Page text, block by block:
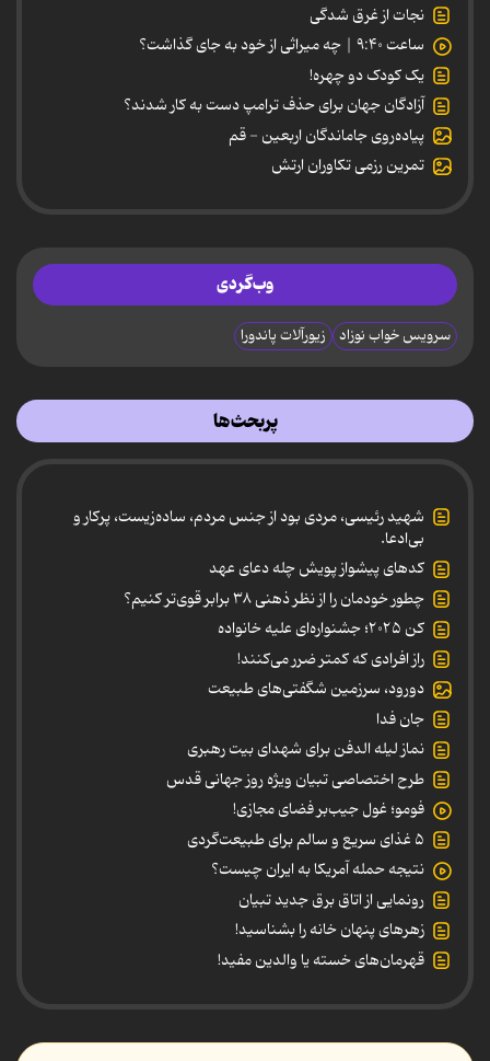
نجات از غرق شدگی
ساعت ۹:۴۰ | چه میراثی از خود به جای گذاشت؟
یک کودک دو چهره!
آزادگان جهان برای حذف ترامپ دست به کار شدند؟
پیاده‌روی جاماندگان اربعین - قم
تمرین رزمی تکاوران ارتش
وب‌گردی
سرویس خواب نوزاد زیورآلات پاندورا
پربحث‌ها
شهید رئیسی، مردی بود از جنس مردم، ساده‌زیست، پرکار و
بی‌ادعا.
کدهای پیشواز پویش چله دعای عهد
چطور خودمان را از نظر ذهنی ۳۸ برابر قوی‌تر کنیم؟
کن ۲۰۲۵؛ جشنواره‌ای علیه خانواده
راز افرادی که کمتر ضرر می‌کنند!
دورود، سرزمین شگفتی‌های طبیعت
جان فدا
نماز لیله الدفن برای شهدای بیت رهبری
طرح اختصاصی تبیان ویژه روز جهانی قدس
فومو؛ غول جیب‌بر فضای مجازی!
۵ غذای سریع و سالم برای طبیعت‌گردی
نتیجه حمله آمریکا به ایران چیست؟
رونمایی از اتاق برق جدید تبیان
زهرهای پنهان خانه را بشناسید!
قهرمان‌های خسته یا والدین مفید!